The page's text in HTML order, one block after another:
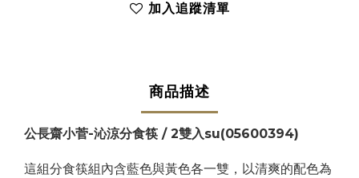
加入追蹤清單
商品描述
公長齋小菅-沁涼分食筷 / 2雙入su(05600394)
這組分食筷組內含藍色與黃色各一雙，以清爽的配色為